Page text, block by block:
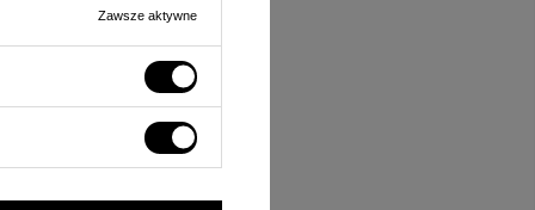
Zawsze aktywne